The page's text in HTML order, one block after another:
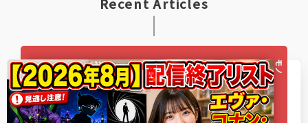
Recent Articles
モノ